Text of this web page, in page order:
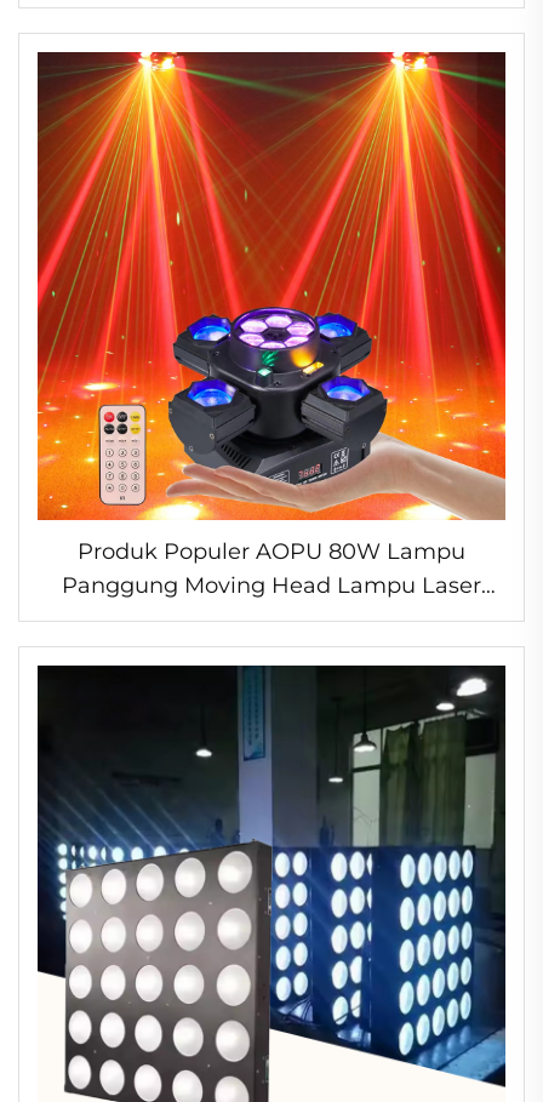
Lampu DMX
Produk Populer AOPU 80W Lampu
Panggung Moving Head Lampu Laser
Disko Lampu Panggung Bar untuk Pesta
Klub DJ